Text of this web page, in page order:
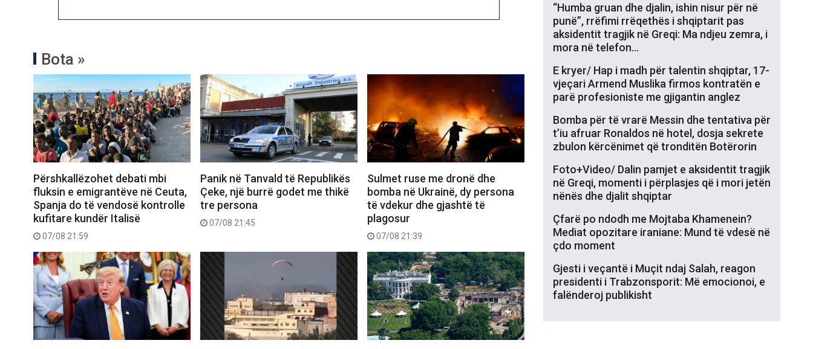
Bota »
Përshkallëzohet debati mbi
fluksin e emigrantëve në Ceuta,
Spanja do të vendosë kontrolle
kufitare kundër Italisë
07/08 21:59
Panik në Tanvald të Republikës
Çeke, një burrë godet me thikë
tre persona
07/08 21:45
Sulmet ruse me dronë dhe
bomba në Ukrainë, dy persona
të vdekur dhe gjashtë të
plagosur
07/08 21:39
“Humba gruan dhe djalin, ishin nisur për në
punë”, rrëfimi rrëqethës i shqiptarit pas
aksidentit tragjik në Greqi: Ma ndjeu zemra, i
mora në telefon…
E kryer/ Hap i madh për talentin shqiptar, 17-
vjeçari Armend Muslika firmos kontratën e
parë profesioniste me gjigantin anglez
Bomba për të vrarë Messin dhe tentativa për
t’iu afruar Ronaldos në hotel, dosja sekrete
zbulon kërcënimet që tronditën Botërorin
Foto+Video/ Dalin pamjet e aksidentit tragjik
në Greqi, momenti i përplasjes që i mori jetën
nënës dhe djalit shqiptar
Çfarë po ndodh me Mojtaba Khamenein?
Mediat opozitare iraniane: Mund të vdesë në
çdo moment
Gjesti i veçantë i Muçit ndaj Salah, reagon
presidenti i Trabzonsporit: Më emocionoi, e
falënderoj publikisht